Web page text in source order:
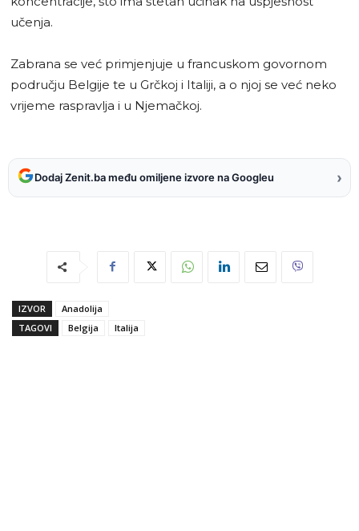
učenja.
Zabrana se već primjenjuje u francuskom govornom
području Belgije te u Grčkoj i Italiji, a o njoj se već neko
vrijeme raspravlja i u Njemačkoj.
Dodaj Zenit.ba među omiljene izvore na Googleu ›
IZVOR
Anadolija
TAGOVI
Belgija Italija